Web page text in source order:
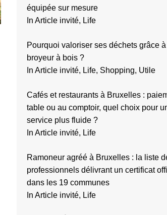
équipée sur mesure
In Article invité, Life
Pourquoi valoriser ses déchets grâce à
broyeur à bois ?
In Article invité, Life, Shopping, Utile
Cafés et restaurants à Bruxelles :
table ou au comptoir, quel choix pour
service plus fluide ?
In Article invité, Life
Ramoneur agréé à Bruxelles : la liste
professionnels délivrant un certificat
dans les 19 communes
In Article invité, Life